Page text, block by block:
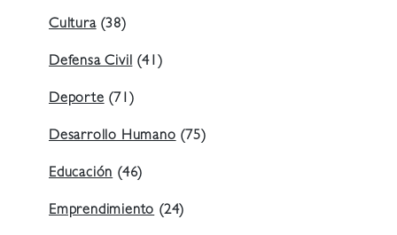
Cultura(38)
Defensa Civil (41)
Deporte (71)
Desarrollo Humano (75)
Educación (46)
Emprendimiento (24)